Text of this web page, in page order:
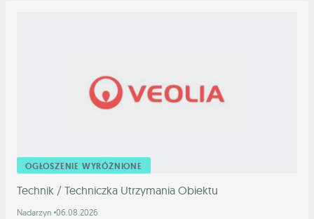
OGŁOSZENIE WYRÓŻNIONE
Technik / Techniczka Utrzymania Obiektu
Nadarzyn 06.08.2026